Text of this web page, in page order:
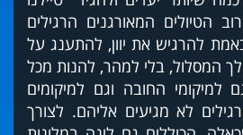
הטיולים המאורגנים הרגילים
להרגיש את יוון, להתענג על
המסלול, בלי למהר, להנות מכל
החובה וגם למיקומים
לא מגיעים אליהם. לצורך